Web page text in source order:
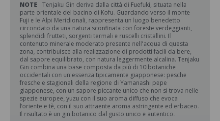
NOTE
Tenjaku Gin deriva dalla città di Fuefuki, situata nella
parte orientale del bacino di Kofu. Guardando verso il monte
Fuji e le Alpi Meridionali, rappresenta un luogo benedetto
circondato da una natura sconfinata con foreste verdeggianti,
splendidi frutteti, sorgenti termali e ruscelli cristallini. Il
contenuto minerale moderato presente nell'acqua di questa
zona, contribuisce alla realizzazione di prodotti facili da bere,
dal sapore equilibrato, con natura leggermente alcalina. Tenjaku
Gin combina una base composta da più di 10 botaniche
occidentali con un'essenza tipicamente giapponese: pesche
fresche e stagionali della regione di Yamanashi pepe
giapponese, con un sapore piccante unico che non si trova nelle
spezie europee, yuzu con il suo aroma diffuso che evoca
l’oriente e tè, con il suo attraente aroma astringente ed erbaceo.
Il risultato è un gin botanico dal gusto unico e autentico.